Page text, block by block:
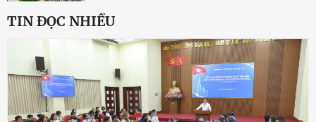
TIN ĐỌC NHIỀU